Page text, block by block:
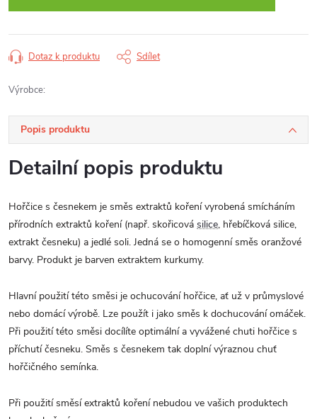
Dotaz k produktu Sdílet
Výrobce:
Popis produktu
Detailní popis produktu
Hořčice s česnekem je směs extraktů koření vyrobená smícháním
přírodních extraktů koření (např. skořicová silice, hřebíčková silice,
extrakt česneku) a jedlé soli. Jedná se o homogenní směs oranžové
barvy. Produkt je barven extraktem kurkumy.
Hlavní použití této směsi je ochucování hořčice, ať už v průmyslové
nebo domácí výrobě. Lze použít i jako směs k dochucování omáček.
Při použití této směsi docílíte optimální a vyvážené chuti hořčice s
příchutí česneku. Směs s česnekem tak doplní výraznou chuť
hořčičného semínka.
Při použití směsí extraktů koření nebudou ve vašich produktech